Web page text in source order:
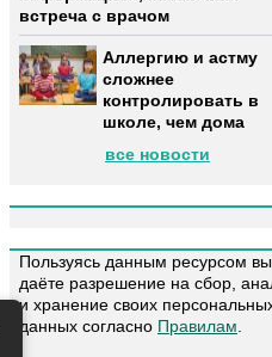
встреча с врачом
Аллергию и астму
сложнее
контролировать в
школе, чем дома
все новости
Пользуясь данным ресурсом вы
даёте разрешение на сбор,
и хранение своих
данных согласно Правилам